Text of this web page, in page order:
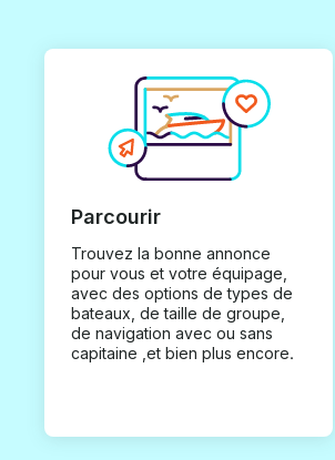
Parcourir
Trouvez la bonne annonce
pour vous et votre équipage,
avec des options de types de
bateaux, de taille de groupe,
de navigation avec ou sans
capitaine ,et bien plus encore.